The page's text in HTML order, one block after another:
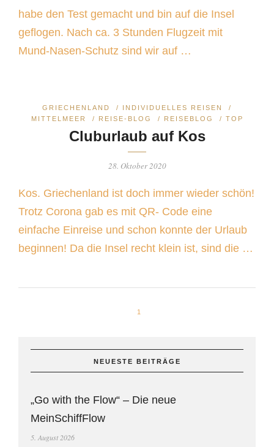
habe den Test gemacht und bin auf die Insel
geflogen. Nach ca. 3 Stunden Flugzeit mit
Mund-Nasen-Schutz sind wir auf …
GRIECHENLAND / INDIVIDUELLES REISEN
/
MITTELMEER
/ REISE-BLOG / REISEBLOG / TOP
Cluburlaub auf Kos
28. Oktober 2020
Kos. Griechenland ist doch immer wieder schön!
Trotz Corona gab es mit QR- Code eine
einfache Einreise und schon konnte der Urlaub
beginnen! Da die Insel recht klein ist, sind die …
1
NEUESTE BEITRÄGE
„Go with the Flow“ – Die neue
MeinSchiffFlow
5. August 2026